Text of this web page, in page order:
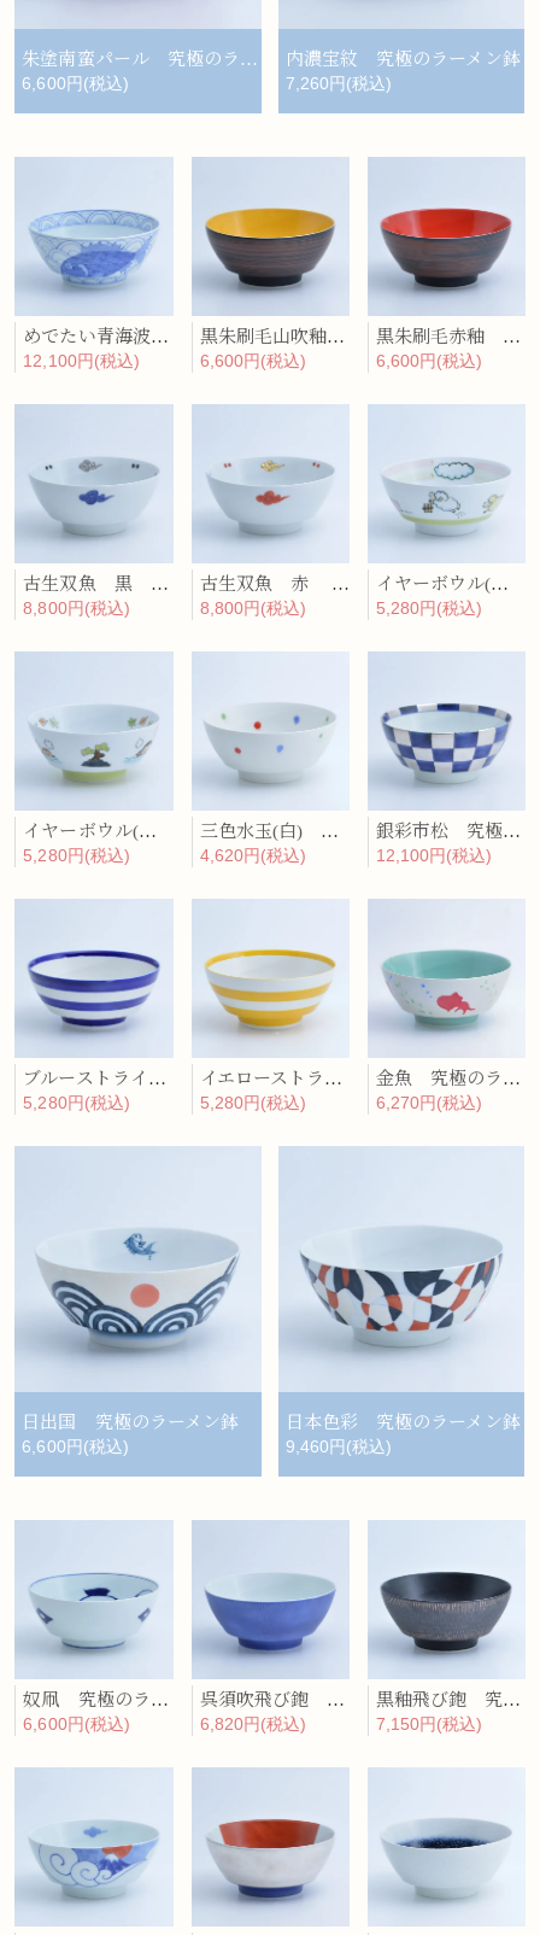
朱塗南蛮パール 究極のラーメン鉢
6,600円(税込)
内濃宝紋 究極のラーメン鉢
7,260円(税込)
めでたい青海波 究極のラーメン鉢
12,100円(税込)
黒朱刷毛山吹釉 究極のラーメン鉢
6,600円(税込)
黒朱刷毛赤釉 究極のラーメン鉢
6,600円(税込)
古生双魚 黒 究極のラーメン鉢
8,800円(税込)
古生双魚 赤 究極のラーメン鉢
8,800円(税込)
イヤーボウル(未) 究極のラーメン鉢
5,280円(税込)
イヤーボウル(申) 究極のラーメン鉢
5,280円(税込)
三色水玉(白) 究極のラーメン鉢
4,620円(税込)
銀彩市松 究極のラーメン鉢
12,100円(税込)
ブルーストライプ 究極のラーメン鉢
5,280円(税込)
イエローストライプ 究極のラーメン鉢
5,280円(税込)
金魚 究極のラーメン鉢
6,270円(税込)
日出国 究極のラーメン鉢
6,600円(税込)
日本色彩 究極のラーメン鉢
9,460円(税込)
奴凧 究極のラーメン鉢
6,600円(税込)
呉須吹飛び鉋 究極のラーメン鉢
6,820円(税込)
黒釉飛び鉋 究極のラーメン鉢
7,150円(税込)